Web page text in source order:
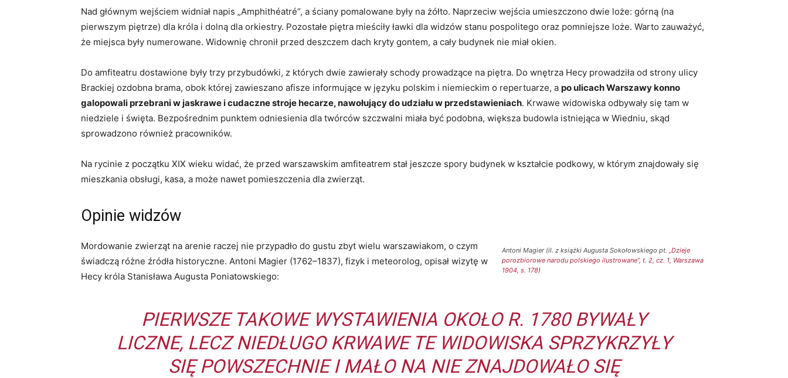
Nad głównym wejściem widniał napis „Amphithéatré”, a ściany pomalowane były na żółto. Naprzeciw wejścia umieszczono dwie loże: górną (na
pierwszym piętrze) dla króla i dolną dla orkiestry. Pozostałe piętra mieściły ławki dla widzów stanu pospolitego oraz pomniejsze loże. Warto zauważyć,
że miejsca były numerowane. Widownię chronił przed deszczem dach kryty gontem, a cały budynek nie miał okien.
Do amfiteatru dostawione były trzy przybudówki, z których dwie zawierały schody prowadzące na piętra. Do wnętrza Hecy prowadziła od strony ulicy
Brackiej ozdobna brama, obok której zawieszano afisze informujące w języku polskim i niemieckim o repertuarze, a po ulicach Warszawy konno
galopowali przebrani w jaskrawe i cudaczne stroje hecarze, nawołujący do udziału w przedstawieniach. Krwawe widowiska odbywały się tam w
niedziele i święta. Bezpośrednim punktem odniesienia dla twórców szczwalni miała być podobna, większa budowla istniejąca w Wiedniu, skąd
sprowadzono również pracowników.
Na rycinie z początku XIX wieku widać, że przed warszawskim amfiteatrem stał jeszcze spory budynek w kształcie podkowy, w którym znajdowały się
mieszkania obsługi, kasa, a może nawet pomieszczenia dla zwierząt.
Opinie widzów
Antoni Magier (il. z książki Augusta Sokołowskiego pt. „Dzieje
porozbiorowe narodu polskiego ilustrowane”, t. 2, cz. 1, Warszawa
1904, s. 178)
Mordowanie zwierząt na arenie raczej nie przypadło do gustu zbyt wielu warszawiakom, o czym
świadczą różne źródła historyczne. Antoni Magier (1762–1837), fizyk i meteorolog, opisał wizytę w
Hecy króla Stanisława Augusta Poniatowskiego:
PIERWSZE TAKOWE WYSTAWIENIA OKOŁO R. 1780 BYWAŁY
LICZNE, LECZ NIEDŁUGO KRWAWE TE WIDOWISKA SPRZYKRZYŁY
SIĘ POWSZECHNIE I MAŁO NA NIE ZNAJDOWAŁO SIĘ